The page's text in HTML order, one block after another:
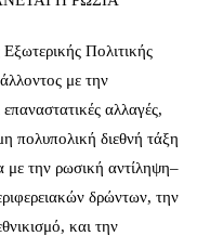
Πολιτικής
με την
αλλαγές,
πολυπολική διεθνή τάξη
με την ρωσική αντίληψη–
δρώντων, την
και την